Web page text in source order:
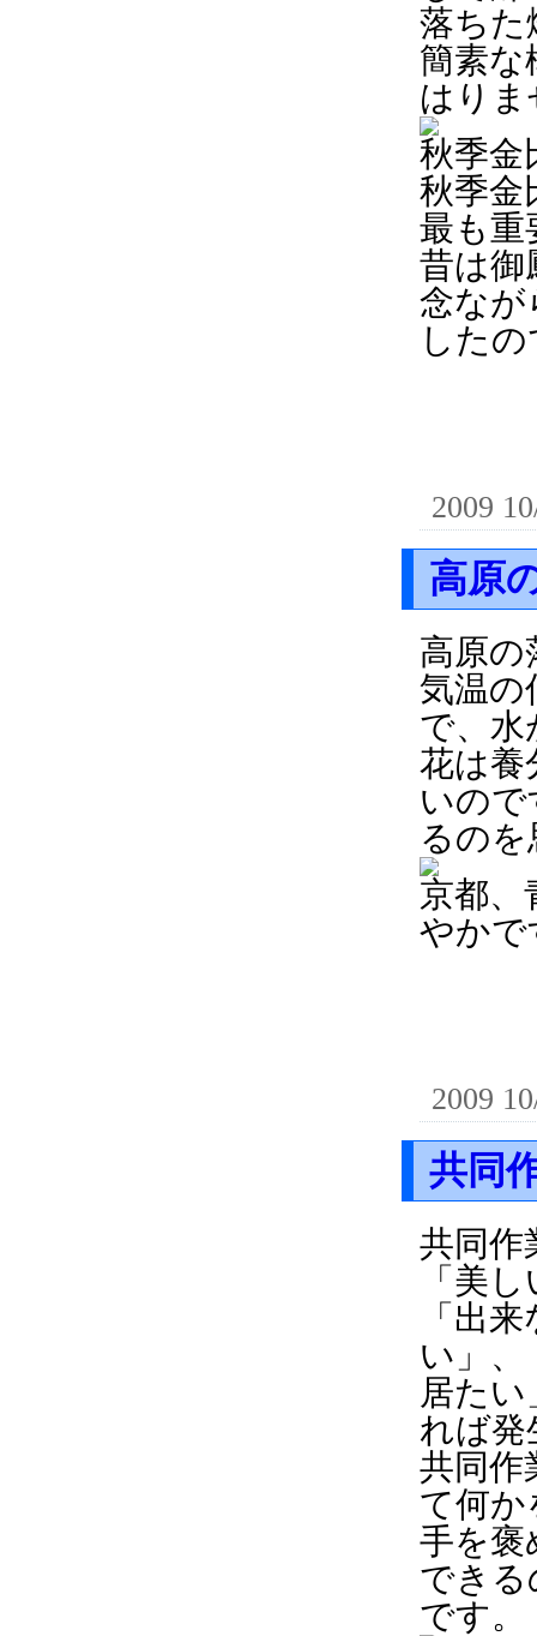
落ちた
簡素な
はり
秋季金
秋季金
最も重
昔は御
念なが
した
2009
高原
高原の
気温の
で、水
花は養
いの
るの
京都、
やかで
2009
共同
共同作
「美
「出
い」、
居た
れば発
共同作
て何か
手を褒
できる
です。